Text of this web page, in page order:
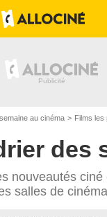
au cinéma Films les
des
nouveautés ciné
salles de cinéma